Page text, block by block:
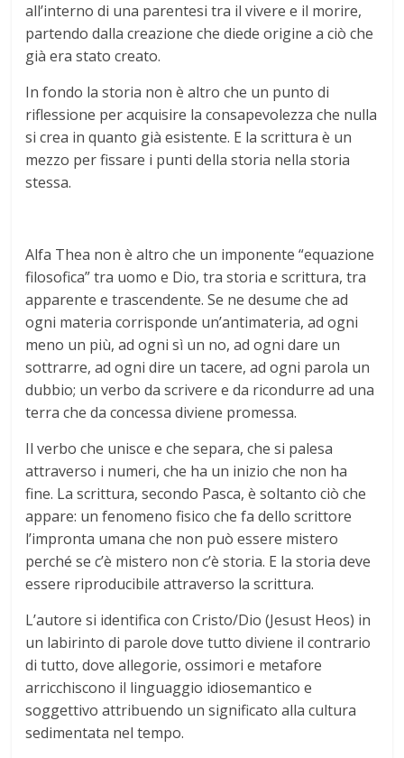
all’interno di una parentesi tra il vivere e il morire,
partendo dalla creazione che diede origine a ciò che
già era stato creato.
In fondo la storia non è altro che un punto di
riflessione per acquisire la consapevolezza che nulla
si crea in quanto già esistente. E la scrittura è un
mezzo per fissare i punti della storia nella storia
stessa.
Alfa Thea non è altro che un imponente “equazione
filosofica” tra uomo e Dio, tra storia e scrittura, tra
apparente e trascendente. Se ne desume che ad
ogni materia corrisponde un’antimateria, ad ogni
meno un più, ad ogni sì un no, ad ogni dare un
sottrarre, ad ogni dire un tacere, ad ogni parola un
dubbio; un verbo da scrivere e da ricondurre ad una
terra che da concessa diviene promessa.
Il verbo che unisce e che separa, che si palesa
attraverso i numeri, che ha un inizio che non ha
fine. La scrittura, secondo Pasca, è soltanto ciò che
appare: un fenomeno fisico che fa dello scrittore
l’impronta umana che non può essere mistero
perché se c’è mistero non c’è storia. E la storia deve
essere riproducibile attraverso la scrittura.
L’autore si identifica con Cristo/Dio (Jesust Heos) in
un labirinto di parole dove tutto diviene il contrario
di tutto, dove allegorie, ossimori e metafore
arricchiscono il linguaggio idiosemantico e
soggettivo attribuendo un significato alla cultura
sedimentata nel tempo.